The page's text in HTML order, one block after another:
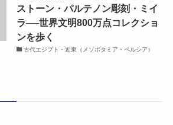
ストーン・パルテノン彫刻・ミイ
ラ──世界文明800万点コレクショ
ンを歩く
古代エジプト・近東（メソポタミア・ペルシア）